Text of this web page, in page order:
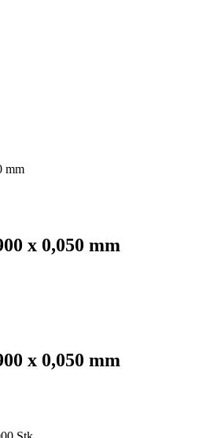
mm
x 0,050 mm
x 0,050 mm